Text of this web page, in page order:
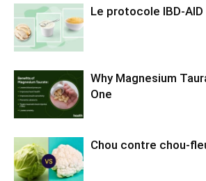
Le protocole IBD-AID
Why Magnesium
One
Chou contre chou-